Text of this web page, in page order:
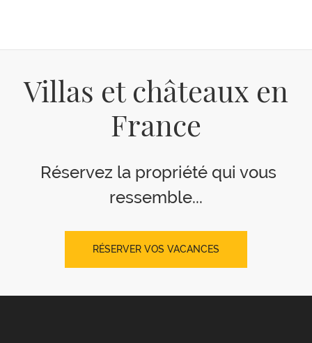
Villas et châteaux en
France
Réservez la propriété qui vous
ressemble...
RÉSERVER VOS VACANCES